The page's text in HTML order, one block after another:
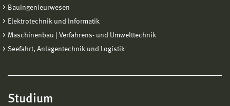
Bauingenieurwesen
Elektrotechnik und Informatik
Maschinenbau | Verfahrens- und Umwelttechnik
Seefahrt, Anlagentechnik und Logistik
Studium